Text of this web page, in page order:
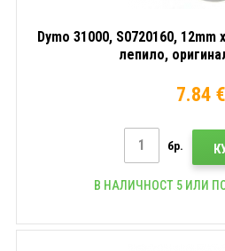
Dymo 31000, S0720160,
лепило,
7.84 €
бр.
В НАЛИЧНОСТ 5 ИЛИ